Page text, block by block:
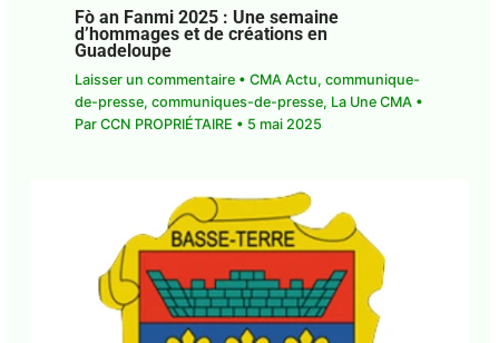
d’hommages et de créations en
Guadeloupe
Laisser un commentaire
communique-de-presse ,communiques-de-
presse,La Une CMA• ParCCN PROPRIÉTAIRE•5
mai 2025